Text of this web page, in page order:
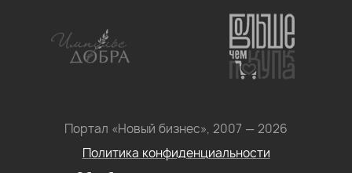
Портал «Новый бизнес», 2007 — 2026
Политика конфиденциальности